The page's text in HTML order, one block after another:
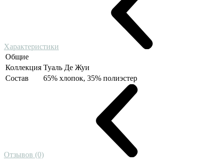
Характеристики
Общие
Коллекция Туаль Де Жуи
Состав
65% хлопок, 35% полиэстер
Отзывов (0)